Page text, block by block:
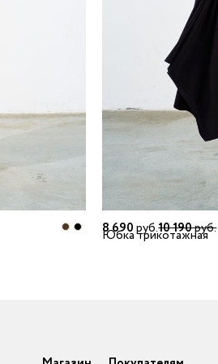
8 690руб.10 190руб.
Юбка трикотажная